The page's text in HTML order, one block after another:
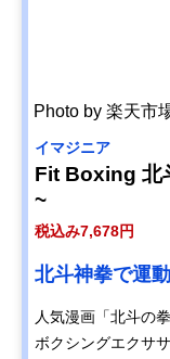
Photo by 楽天市
イマジニア
Fit Boxing 北
~
税込み7,678円
北斗神拳で運
人気漫画「北斗の
ボクシングエクサ